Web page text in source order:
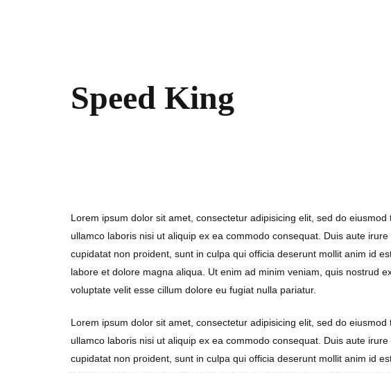
Speed King
Lorem ipsum dolor sit amet, consectetur adipisicing elit, sed do
ullamco laboris nisi ut aliquip ex ea commodo consequat. Duis aute
cupidatat non proident, sunt in culpa qui officia deserunt mollit anim id
labore et dolore magna aliqua. Ut enim ad minim veniam, quis nostrud
voluptate velit esse cillum dolore eu fugiat nulla pariatur.
Lorem ipsum dolor sit amet, consectetur adipisicing elit, sed do
ullamco laboris nisi ut aliquip ex ea commodo consequat. Duis aute
cupidatat non proident, sunt in culpa qui officia deserunt mollit anim id